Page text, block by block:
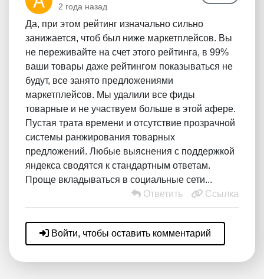
2 года назад
Да, при этом рейтинг изначально сильно
занижается, чтоб был ниже маркетплейсов. Вы
не переживайте на счет этого рейтинга, в 99%
ваши товары даже рейтингом показываться не
будут, все занято предложениями
маркетплейсов. Мы удалили все фиды
товарные и не участвуем больше в этой афере.
Пустая трата времени и отсутствие прозрачной
системы ранжирования товарных
предложений. Любые выяснения с поддержкой
яндекса сводятся к стандартным ответам.
Проще вкладываться в социальные сети...
Ответить
Ссылка
Войти, чтобы оставить комментарий